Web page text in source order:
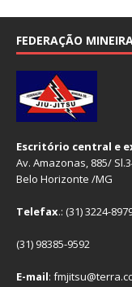
FEDERAÇÃO
Escritório central e
Av. Amazonas, 885/
Belo Horizonte /MG
Telefax.: (31) 3224-
(31) 98385-9592
E-mail: